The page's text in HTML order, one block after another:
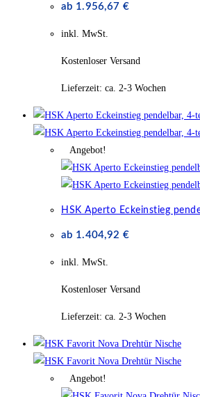
ab 1.956,67 €
inkl. MwSt.
Kostenloser Versand
Lieferzeit: ca. 2-3 Wochen
Angebot!
HSK Aperto Eckeinstieg
ab 1.404,92 €
inkl. MwSt.
Kostenloser Versand
Lieferzeit: ca. 2-3 Wochen
Angebot!